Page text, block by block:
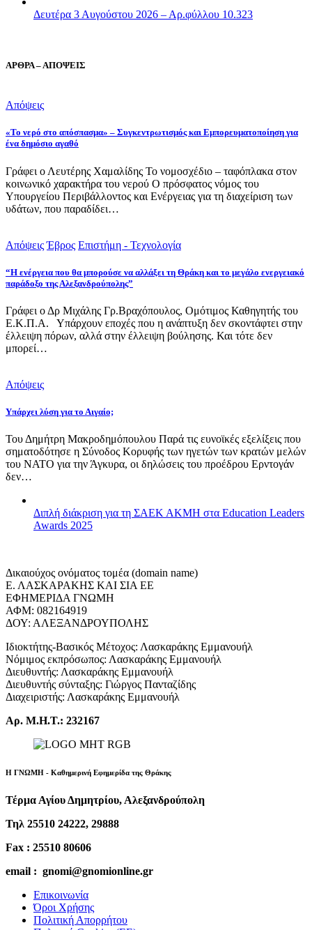
Δευτέρα 3 Αυγούστου 2026 – Αρ.φύλλου 10.323
ΑΡΘΡΑ – ΑΠΟΨΕΙΣ
Απόψεις
«Το νερό στο απόσπασμα» – Συγκεντρωτισμός και Εμπορευματοποίηση για
ένα δημόσιο αγαθό
Γράφει ο Λευτέρης Χαμαλίδης Το νομοσχέδιο – ταφόπλακα στον
κοινωνικό χαρακτήρα του νερού Ο πρόσφατος νόμος του
Υπουργείου Περιβάλλοντος και Ενέργειας για τη διαχείριση των
υδάτων, που παραδίδει…
Απόψεις Έβρος Επιστήμη - Τεχνολογία
“Η ενέργεια που θα μπορούσε να αλλάξει τη Θράκη και το μεγάλο ενεργειακό
παράδοξο της Αλεξανδρούπολης”
Γράφει ο Δρ Μιχάλης Γρ.Βραχόπουλος, Ομότιμος Καθηγητής του
Ε.Κ.Π.Α. Υπάρχουν εποχές που η ανάπτυξη δεν σκοντάφτει στην
έλλειψη πόρων, αλλά στην έλλειψη βούλησης. Και τότε δεν
μπορεί…
Απόψεις
Υπάρχει λύση για το Αιγαίο;
Του Δημήτρη Μακροδημόπουλου Παρά τις ευνοϊκές εξελίξεις που
σηματοδότησε η Σύνοδος Κορυφής των ηγετών των κρατών μελών
του ΝΑΤΟ για την Άγκυρα, οι δηλώσεις του προέδρου Ερντογάν
δεν…
Διπλή διάκριση για τη ΣΑΕΚ ΑΚΜΗ στα Education Leaders
Awards 2025
Δικαιούχος ονόματος τομέα (domain name)
Ε. ΛΑΣΚΑΡΑΚΗΣ ΚΑΙ ΣΙΑ ΕΕ
ΕΦΗΜΕΡΙΔΑ ΓΝΩΜΗ
ΑΦΜ: 082164919
ΔΟΥ: ΑΛΕΞΑΝΔΡΟΥΠΟΛΗΣ
Ιδιοκτήτης-Βασικός Μέτοχος: Λασκαράκης Εμμανουήλ
Νόμιμος εκπρόσωπος: Λασκαράκης Εμμανουήλ
Διευθυντής: Λασκαράκης Εμμανουήλ
Διευθυντής σύνταξης: Γιώργος Πανταζίδης
Διαχειριστής: Λασκαράκης Εμμανουήλ
Αρ. Μ.Η.Τ.: 232167
Η ΓΝΩΜΗ - Καθημερινή Εφημερίδα της Θράκης
Τέρμα Αγίου Δημητρίου, Αλεξανδρούπολη
Τηλ 25510 24222, 29888
Fax : 25510 80606
email : gnomi@gnomionline.gr
Επικοινωνία
Όροι Χρήσης
Πολιτική Απορρήτου